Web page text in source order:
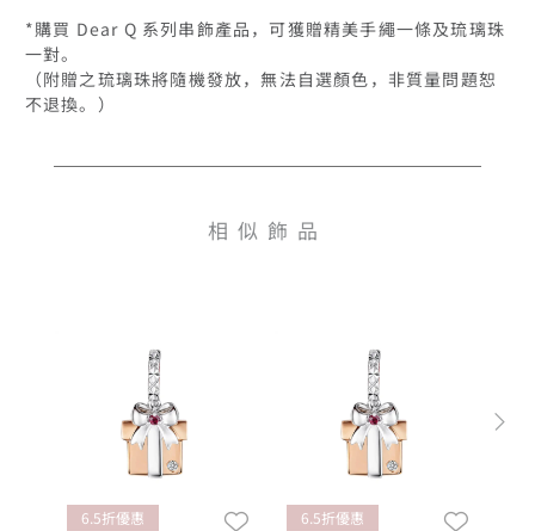
*購買 Dear Q 系列串飾產品，可獲贈精美手繩一條及琉璃珠
一對。
（附贈之琉璃珠將隨機發放，無法自選顏色，非質量問題恕
相似飾品
6.5折優惠 6.5折優惠